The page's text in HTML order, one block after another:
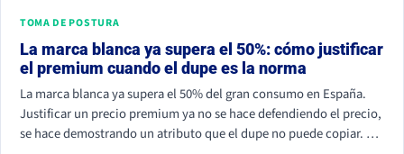
TOMA DE POSTURA
La marca blanca ya supera el 50%: cómo justificar
el premium cuando el dupe es la norma
La marca blanca ya supera el 50% del gran consumo en España.
Justificar un precio premium ya no se hace defendiendo el precio,
se hace demostrando un atributo que el dupe no puede copiar. Si